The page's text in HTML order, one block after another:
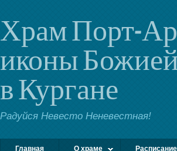
Храм Порт-
иконы
в Кургане
Радуйся Невесто Неневестная!
Главная О храме